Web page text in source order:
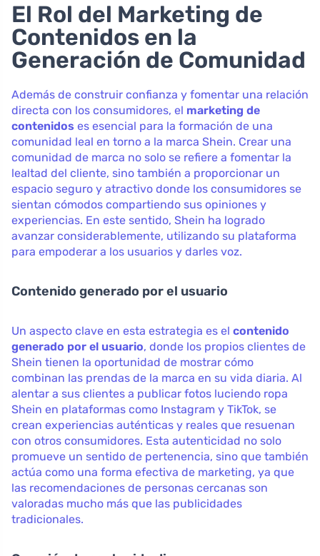
El Rol del Marketing de
Contenidos en la
Generación de Comunidad
Además de construir confianza y fomentar una relación
directa con los consumidores, el marketing de
contenidos es esencial para la formación de una
comunidad leal en torno a la marca Shein. Crear una
comunidad de marca no solo se refiere a fomentar la
lealtad del cliente, sino también a proporcionar un
espacio seguro y atractivo donde los consumidores se
sientan cómodos compartiendo sus opiniones y
experiencias. En este sentido, Shein ha logrado
avanzar considerablemente, utilizando su plataforma
para empoderar a los usuarios y darles voz.
Contenido generado por el usuario
Un aspecto clave en esta estrategia es el contenido
generado por el usuario, donde los propios clientes de
Shein tienen la oportunidad de mostrar cómo
combinan las prendas de la marca en su vida diaria. Al
alentar a sus clientes a publicar fotos luciendo ropa
Shein en plataformas como Instagram y TikTok, se
crean experiencias auténticas y reales que resuenan
con otros consumidores. Esta autenticidad no solo
promueve un sentido de pertenencia, sino que también
actúa como una forma efectiva de marketing, ya que
las recomendaciones de personas cercanas son
valoradas mucho más que las publicidades
tradicionales.